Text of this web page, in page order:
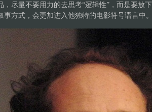
，尽量不要用力的去思考“逻辑性”，而是要放
事方式，会更加进入他独特的电影符号语言中